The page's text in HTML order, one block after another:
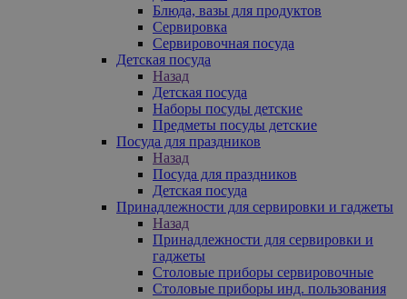
Блюда, вазы для продуктов
Сервировка
Сервировочная посуда
Детская посуда
Назад
Детская посуда
Наборы посуды детские
Предметы посуды детские
Посуда для праздников
Назад
Посуда для праздников
Детская посуда
Принадлежности для сервировки и гаджеты
Назад
Принадлежности для сервировки и
гаджеты
Столовые приборы сервировочные
Столовые приборы инд. пользования